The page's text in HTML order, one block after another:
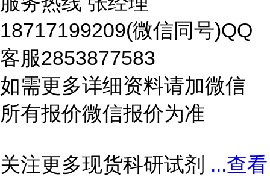
18717199209(微信同号)QQ
客服2853877583
如需更多详细资料请加微信
所有报价微信报价为准
关注更多现货科研试剂 ...查看